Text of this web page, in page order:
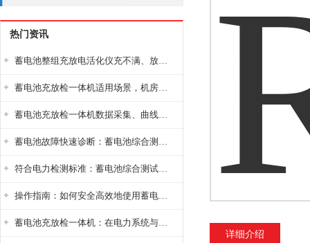
热门资讯
蓄电池整组充放电活化仪充不满、放不完怎么办？
蓄电池充放检一体机适用场景，机房基站变电站铅酸蓄电池维护检测应用
蓄电池充放检一体机数据采集、曲线分析与电池健康状态智能评估功能详解
蓄电池故障快速诊断：蓄电池综合测试仪判断落后电池的方法与标准
符合电力检测标准：蓄电池综合测试仪测试规范与精度校准方法详解
操作指南：如何安全高效地使用蓄电池智能活化仪？
蓄电池充放检一体机：在电力系统与储能设备中的创新应用，确保蓄电池性能与可靠性
详细介绍